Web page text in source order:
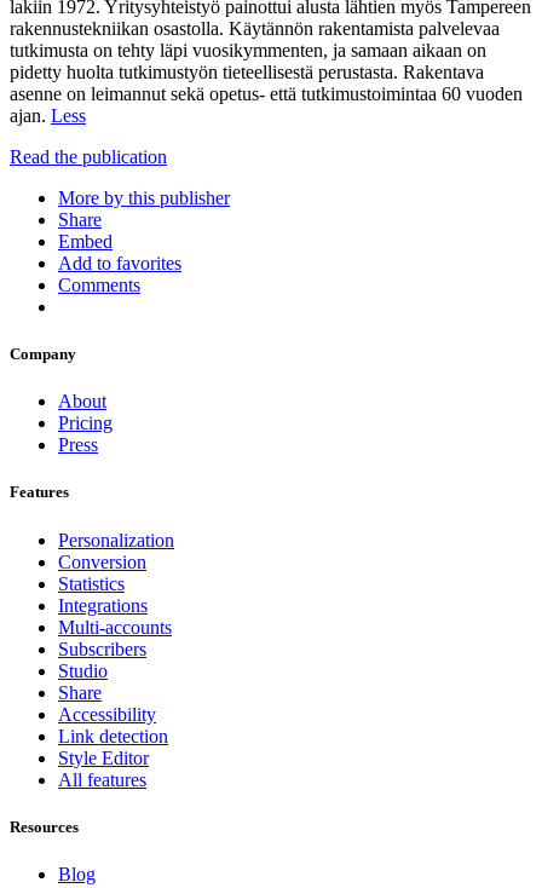
lakiin 1972. Yritysyhteistyö painottui alusta lähtien myös Tampereen
rakennustekniikan osastolla. Käytännön rakentamista palvelevaa
tutkimusta on tehty läpi vuosikymmenten, ja samaan aikaan on
pidetty huolta tutkimustyön tieteellisestä perustasta. Rakentava
asenne on leimannut sekä opetus- että tutkimustoimintaa 60 vuoden
ajan. Less
Read the publication
More by this publisher
Share
Embed
Add to favorites
Comments
Company
About
Pricing
Press
Features
Personalization
Conversion
Statistics
Integrations
Multi-accounts
Subscribers
Studio
Share
Accessibility
Link detection
Style Editor
All features
Resources
Blog